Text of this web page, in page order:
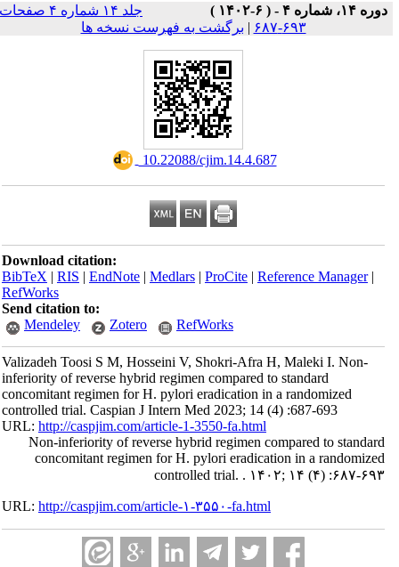
دوره ۱۴، شماره ۴ - ( ۶-۱۴۰۲ )
جلد ۱۴ شماره ۴ صفحات
۶۹۳-۶۸۷
| برگشت به فهرست نسخه ها
‎ 10.22088/cjim.14.4.687
Download citation:
BibTeX|RIS|EndNote|Medlars|ProCite|Reference Manager
RefWorks
Send citation to:
Mendeley
Zotero RefWorks
Valizadeh Toosi S M, Hosseini V, Shokri-Afra H, Maleki I. Non-
inferiority of reverse hybrid regimen compared to standard
concomitant regimen for H. pylori eradication in a randomized
controlled trial. Caspian J Intern Med 2023; 14 (4) :687-693
URL:http://caspjim.com/article-1-3550-fa.html
Non-inferiority of reverse hybrid regimen compared to standard
concomitant regimen for H. pylori eradication in a randomized
controlled trial. . ۱۴۰۲; ۱۴ (۴) :۶۸۷-۶۹۳
URL:http://caspjim.com/article-۱-۳۵۵۰-fa.html